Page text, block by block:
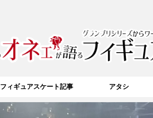
フィギュアスケート記事 アタシ